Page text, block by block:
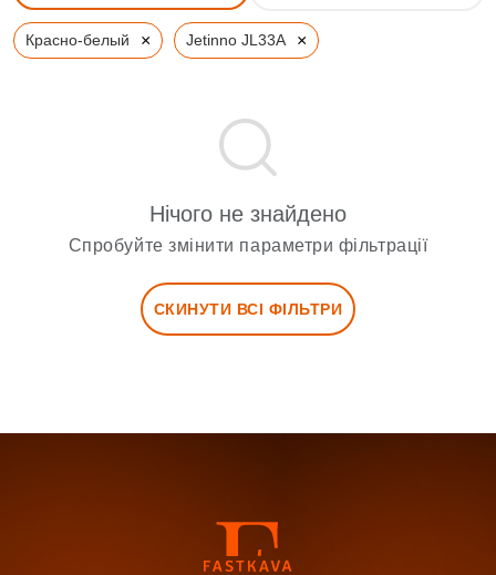
Красно-белый × Jetinno JL33A ×
Нічого не знайдено
Спробуйте змінити параметри фільтрації
СКИНУТИ ВСІ ФІЛЬТРИ